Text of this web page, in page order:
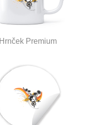
Hrnček Premium